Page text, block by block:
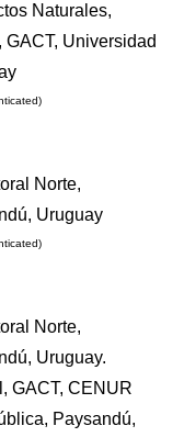
Naturales,
Universidad
Norte,
Uruguay
Norte,
Uruguay.
GACT, CENUR
Paysandú,